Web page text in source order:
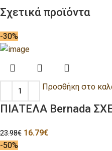
Σχετικά προϊόντα
-30%
Προσθήκη στο
ΠΙΑΤΕΛΑ Bernada
23.98€ 16.79€
-50%